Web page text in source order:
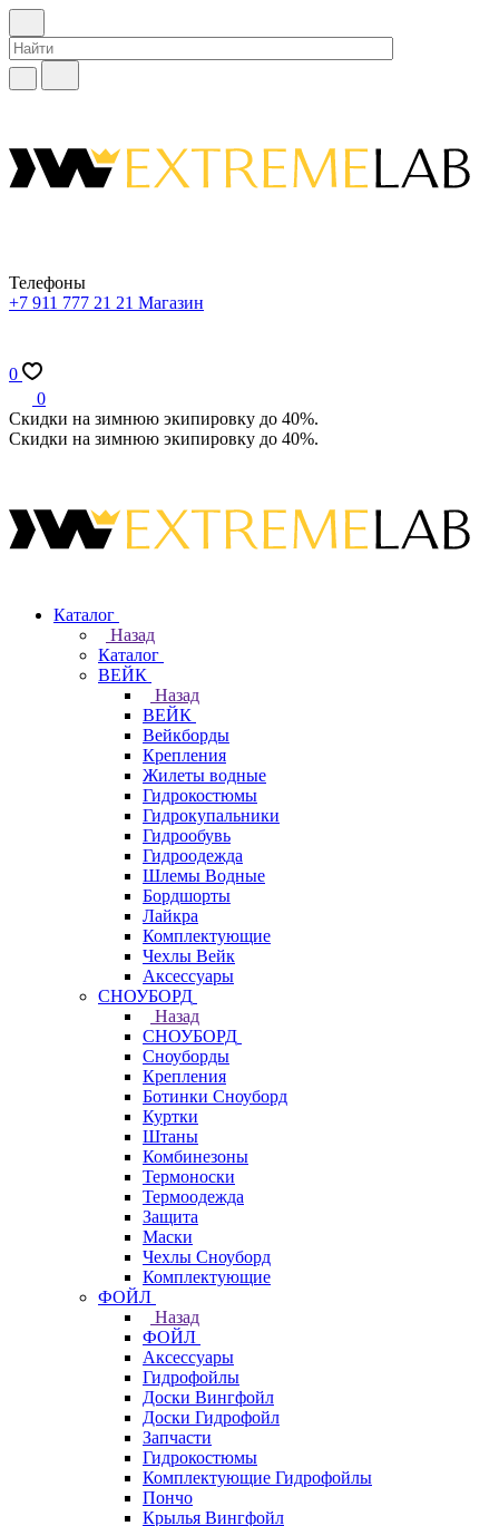
Телефоны
+7 911 777 21 21 Магазин
0
0
Скидки на зимнюю экипировку до 40%.
Скидки на зимнюю экипировку до 40%.
Каталог
Назад
Каталог
ВЕЙК
Назад
ВЕЙК
Вейкборды
Крепления
Жилеты водные
Гидрокостюмы
Гидрокупальники
Гидрообувь
Гидроодежда
Шлемы Водные
Бордшорты
Лайкра
Комплектующие
Чехлы Вейк
Аксессуары
СНОУБОРД
Назад
СНОУБОРД
Сноуборды
Крепления
Ботинки Сноуборд
Куртки
Штаны
Комбинезоны
Термоноски
Термоодежда
Защита
Маски
Чехлы Сноуборд
Комплектующие
ФОЙЛ
Назад
ФОЙЛ
Аксессуары
Гидрофойлы
Доски Вингфойл
Доски Гидрофойл
Запчасти
Гидрокостюмы
Комплектующие Гидрофойлы
Пончо
Крылья Вингфойл